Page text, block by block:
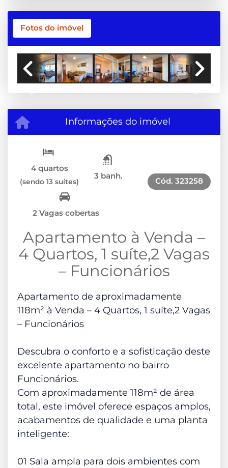
Fotos do imóvel
Informações do imóvel
4 quartos
(sendo 13 suítes)
3 banh.
2 Vagas cobertas
Cód. 323258
Apartamento à Venda –
4 Quartos, 1 suíte,2 Vagas
– Funcionários
Apartamento de aproximadamente
118m² à Venda – 4 Quartos, 1 suíte,2 Vagas
– Funcionários
Descubra o conforto e a sofisticação deste
excelente apartamento no bairro
Funcionários.
Com aproximadamente 118m² de área
total, este imóvel oferece espaços amplos,
acabamentos de qualidade e uma planta
inteligente:
01 Sala ampla para dois ambientes com